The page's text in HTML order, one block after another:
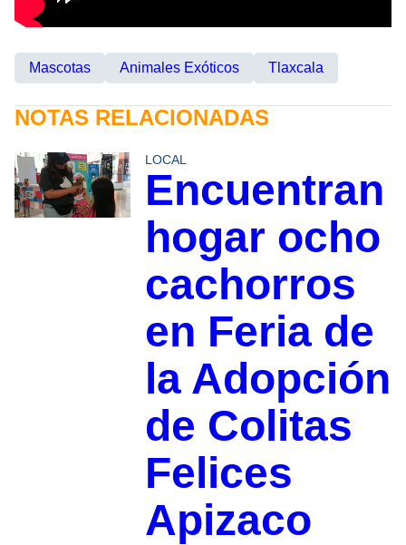
Mascotas Animales Exóticos Tlaxcala
NOTAS RELACIONADAS
LOCAL
Encuentran
hogar ocho
cachorros
en Feria de
la Adopción
de Colitas
Felices
Apizaco